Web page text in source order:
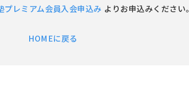
プレミアム会員入会申込み よりお申込みください。
HOMEに戻る